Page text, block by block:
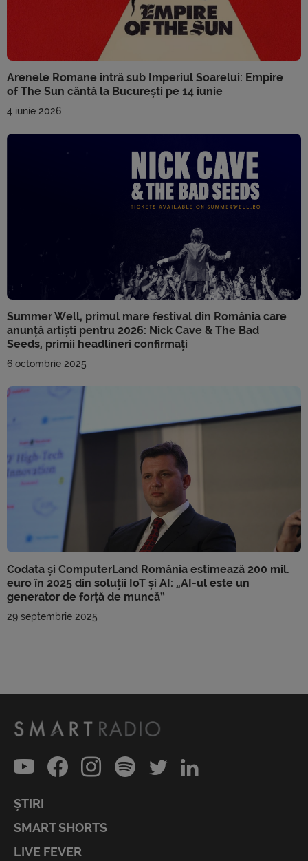
Arenele Romane intră sub Imperiul Soarelui: Empire
of The Sun cântă la București pe 14 iunie
4 iunie 2026
Summer Well, primul mare festival din România care
anunță artiști pentru 2026: Nick Cave & The Bad
Seeds, primii headlineri confirmați
6 octombrie 2025
Codata și ComputerLand România estimează 200 mil.
euro în 2025 din soluții IoT și AI: „AI-ul este un
generator de forță de muncă”
29 septembrie 2025
ȘTIRI
SMART SHORTS
LIVE FEVER